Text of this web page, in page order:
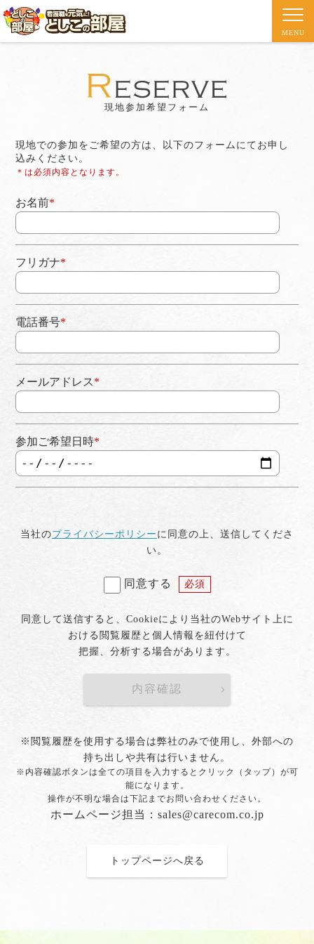
MENU
現地参加希望フォーム
現地での参加をご希望の方は、以下のフォームにてお申し
込みください。
＊は必須内容となります。
お名前*
フリガナ*
電話番号*
メールアドレス*
参加ご希望日時*
当社のプライバシーポリシー に同意の上、送信してくださ
い。
同意する 必須
同意して送信すると、Cookieにより当社のWebサイト上に
おける閲覧履歴と個人情報を紐付けて
把握、分析する場合があります。
内容確認
※閲覧履歴を使用する場合は弊社のみで使用し、外部への
持ち出しや共有は行いません。
※内容確認ボタンは全ての項目を入力するとクリック（タップ）が可
能になります。
操作が不明な場合は下記までお問い合わせください。
ホームページ担当：sales@carecom.co.jp
トップページへ戻る